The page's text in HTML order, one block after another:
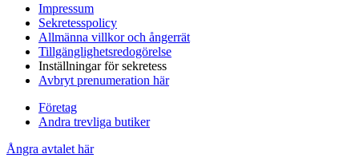
Impressum
Sekretesspolicy
Allmänna villkor och ångerrät
Tillgänglighetsredogörelse
Inställningar för sekretess
Avbryt prenumeration här
Företag
Andra trevliga butiker
Ångra avtalet här